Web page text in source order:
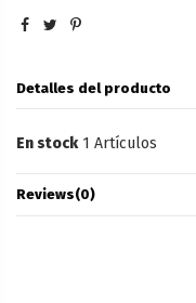
Detalles del producto
En stock 1 Artículos
Reviews(0)